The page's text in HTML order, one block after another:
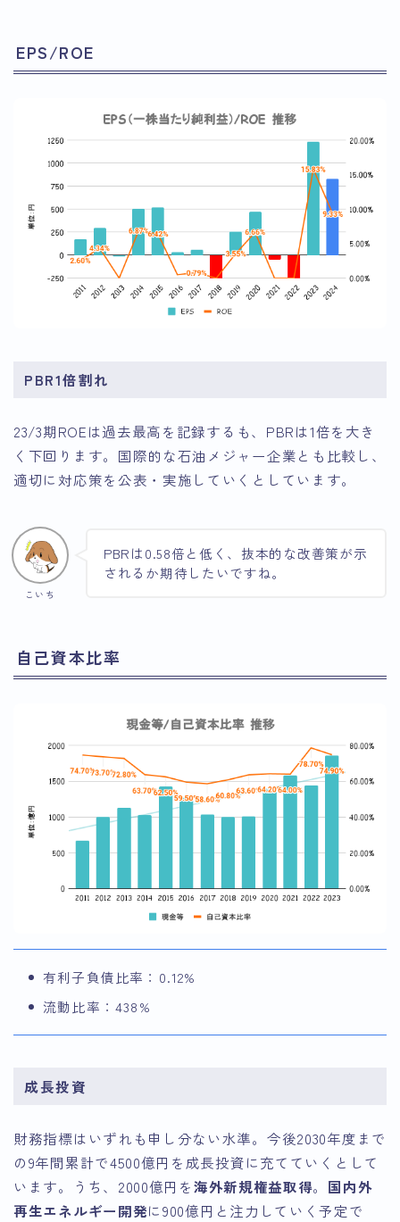
EPS/ROE
PBR1倍割れ
23/3期ROEは過去最高を記録するも、PBRは1倍を大き
く下回ります。国際的な石油メジャー企業とも比較し、
適切に対応策を公表・実施していくとしています。
こいち
PBRは0.58倍と低く、抜本的な改善策が示
されるか期待したいですね。
自己資本比率
有利子負債比率：0.12%
流動比率：438%
成長投資
財務指標はいずれも申し分ない水準。今後2030年度まで
の9年間累計で4500億円を成長投資に充てていくとして
います。うち、2000億円を海外新規権益取得。 国内外
再生エネルギー開発に900億円と注力していく予定で